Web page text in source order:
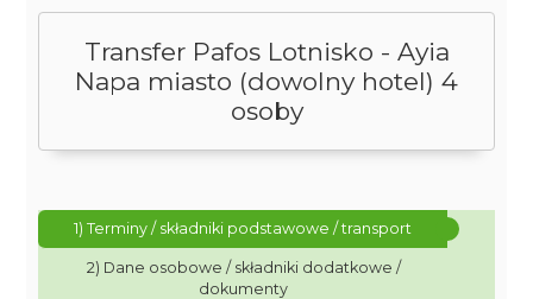
Transfer Pafos Lotnisko - Ayia
Napa miasto (dowolny hotel) 4
osoby
1) Terminy / składniki podstawowe / transport
2) Dane osobowe / składniki dodatkowe /
dokumenty